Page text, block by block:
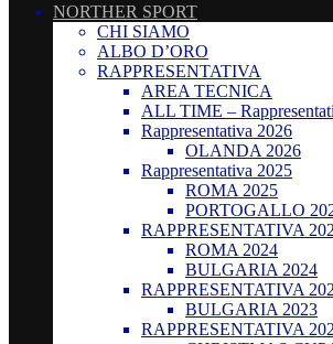
NORTHER SPORT
CHI SIAMO
ALBO D’ORO
RAPPRESENTATIVA
AREA TECNICA
ALL TIME –
Rappresentativa 2026
OLANDA 2026
Rappresentativa 2025
ROMA 2025
PORTOGALLO
RAPPRESENTATIVA
ROMA 2024
BULGARIA 2024
RAPPRESENTATIVA
BULGARIA 2023
RAPPRESENTATIVA